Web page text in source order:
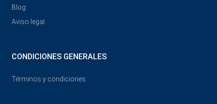
Blog
Aviso legal
CONDICIONES GENERALES
Términos y condiciones